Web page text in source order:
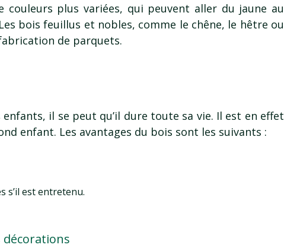
couleurs plus variées, qui peuvent aller du jaune au
bois feuillus et nobles, comme le chêne, le hêtre ou
de parquets.
il se peut qu’il dure toute sa vie. Il est en effet
enfant. Les avantages du bois sont les suivants :
s’il est entretenu.
décorations